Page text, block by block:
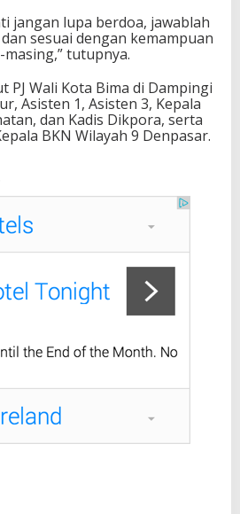
jangan lupa berdoa, jawablah
sesuai dengan kemampuan
tutupnya.
PJ Wali Kota Bima di Dampingi
Asisten 1, Asisten 3, Kepala
dan Kadis Dikpora, serta
BKN Wilayah 9 Denpasar.